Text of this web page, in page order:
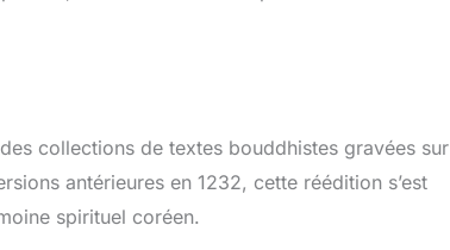
collections de textes bouddhistes gravées sur
antérieures en 1232, cette réédition s’est
spirituel coréen.